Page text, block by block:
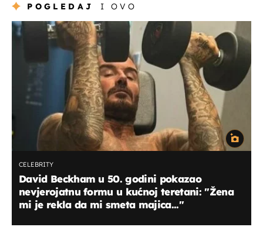
POGLEDAJ I OVO
CELEBRITY
David Beckham u 50. godini pokazao
nevjerojatnu formu u kućnoj teretani: ''Žena
mi je rekla da mi smeta majica...''